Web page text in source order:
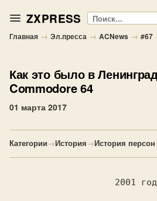
ZXPRESS Поиск
Главная → Эл.пресса → ACNews → #67
Как это было в
Commodore 64
01 марта 2017
Категории→История→История персон